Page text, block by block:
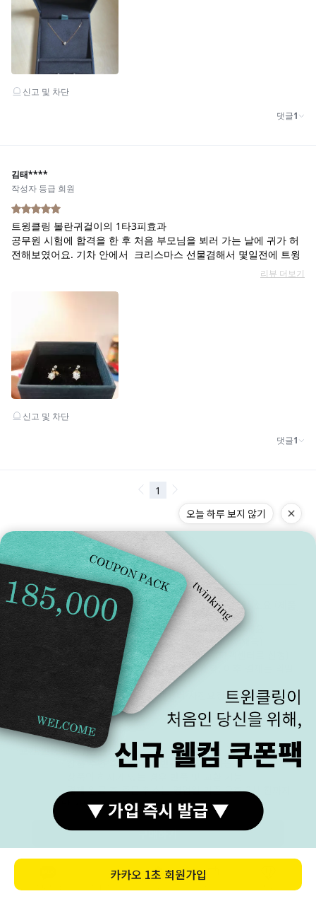
구매하기
구매전 체크 포인트
제작/배송 주문 제작 기간은 주말 및 공휴일 제외 5~15일 소요 (제품
별 상이)
꼭 필요한 날짜가 있으신 분은 구매 전 문의주세요
· 발송 후 휴일 제외 1~2일 소요 (택배사 : 우체국)
· 매장 방문 수령 가능, 퀵서비스 가능 (고객센터로 신청)
· 영업일 오후 3시 전 결제는 당일 제작, 이후 결제는 익일
· 급하게 필요한 경우 고객센터 사전요청 및 협의. 최대한
맞춰보겠습니다.
교환/반품교환 / 반품
· 상품 수령 후 7일 이내 반품 및 교환 가능
· 결제 완료 후 주문 취소는 영업일 기준 오후 3시 전까지
만 가능
반품/교환 불가한 사유
· 상품 수령일부터 7일 이상 지난 경우
· 반지, 18k, 이니셜 각인, 특수한 사이즈의 팔찌 / 발찌 /
목걸이 등 구매자만을 위한 상품을 주문 제작한 경우.
(당일/익일 출고 상품을 제외한 모든 상품은 주문 제작입
오늘 하루 보지 않기
카카오 1초 회원가입